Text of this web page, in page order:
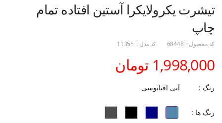
تیشرت یکرولایکرا آستین افتاده تمام
چاپ
کد محصول : 68448 کد مدل : 11355
1,998,000 تومان
رنگ : آبی اقیانوسی
رنگ ها :